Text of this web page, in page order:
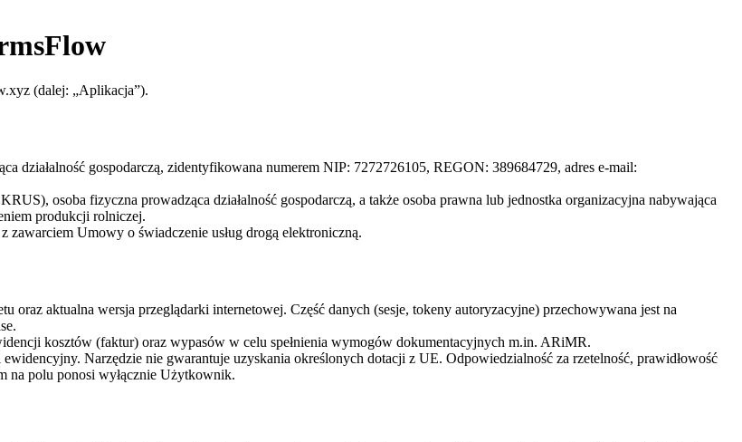
(dalej: „Aplikacja”).
działalność gospodarczą, zidentyfikowana numerem NIP: 7272726105, REGON: 389684729, adres e-mail:
osoba fizyczna prowadząca działalność gospodarczą, a także osoba prawna lub jednostka organizacyjna nabywająca
produkcji rolniczej.
Umowy o świadczenie usług drogą elektroniczną.
oraz aktualna wersja przeglądarki internetowej. Część danych (sesje, tokeny autoryzacyjne) przechowywana jest na
kosztów (faktur) oraz wypasów w celu spełnienia wymogów dokumentacyjnych m.in. ARiMR.
Narzędzie nie gwarantuje uzyskania określonych dotacji z UE. Odpowiedzialność za rzetelność, prawidłowość
na polu ponosi wyłącznie Użytkownik.